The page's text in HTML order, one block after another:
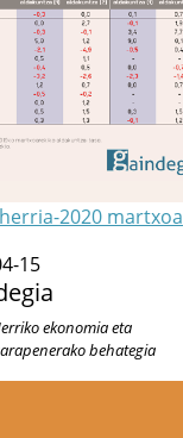
2020 martxoa
15
ekonomia eta
behategia